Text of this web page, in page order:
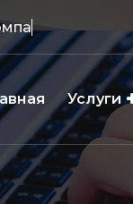
Услуги